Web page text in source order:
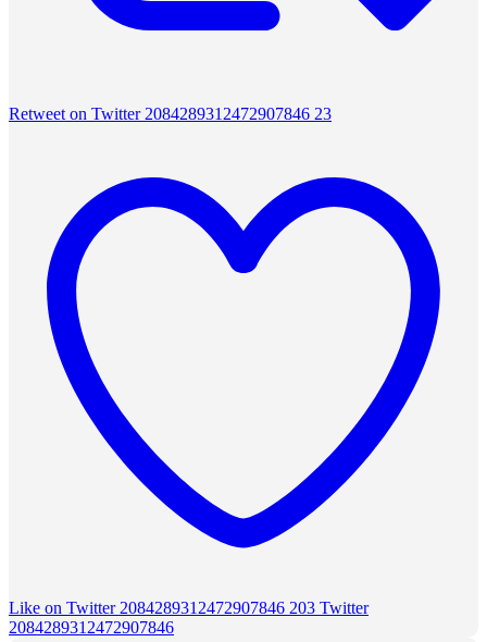
Retweet on Twitter 2084289312472907846 23
Like on Twitter 2084289312472907846 203 Twitter
2084289312472907846